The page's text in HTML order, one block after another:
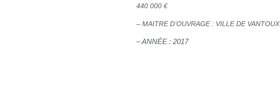
440 000 €
– MAITRE D’OUVRAGE : VILLE DE VANTOUX
– ANNÉE : 2017